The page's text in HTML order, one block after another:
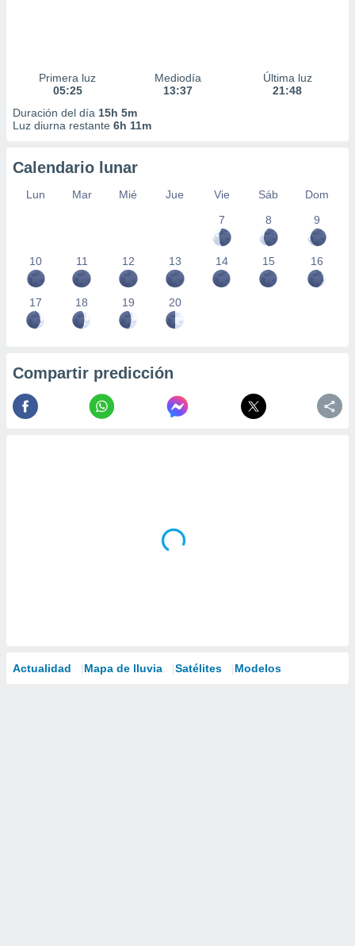
Primera luz
05:25
Mediodía
13:37
Última luz
21:48
Duración del día 15h 5m
Luz diurna restante 6h 11m
Calendario lunar
Lun Mar Mié Jue Vie Sáb
Dom
7
8 9
10 11 12 13 14 15 16
17 18 19 20
Compartir predicción
Actualidad Mapa de lluvia Satélites Modelos